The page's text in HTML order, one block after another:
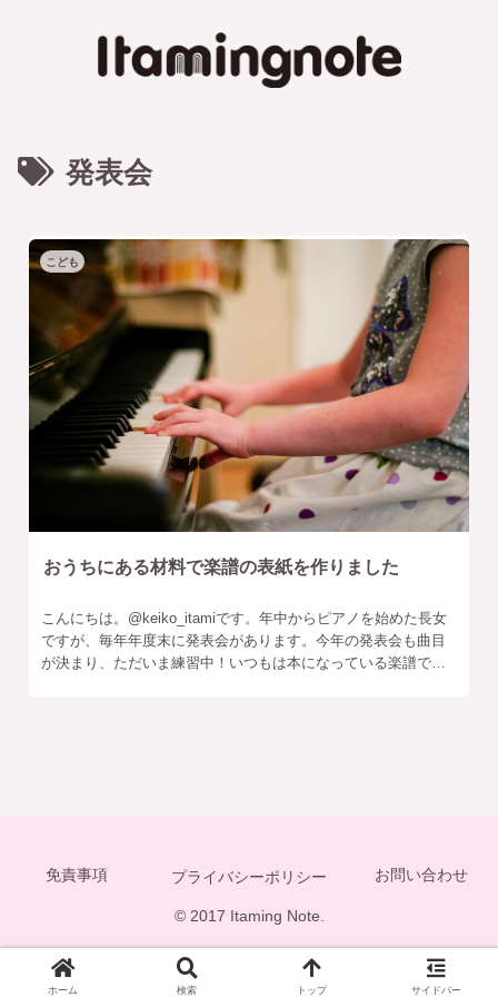
発表会
こども
おうちにある材料で楽譜の表紙を作りました
こんにちは。‎@keiko_itamiです。年中からピアノを始めた長女
ですが、毎年年度末に発表会があります。今年の発表会も曲目
が決まり、ただいま練習中！いつもは本になっている楽譜でレ
免責事項 プライバシーポリシー お問い合わせ
© 2017 Itaming Note.
ホーム 検索 トップ サイドバー